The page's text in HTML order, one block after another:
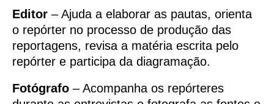
Editor – Ajuda a elaborar as pautas, orienta
o repórter no processo de produção das
reportagens, revisa a matéria escrita pelo
repórter e participa da diagramação.
Fotógrafo – Acompanha os repórteres